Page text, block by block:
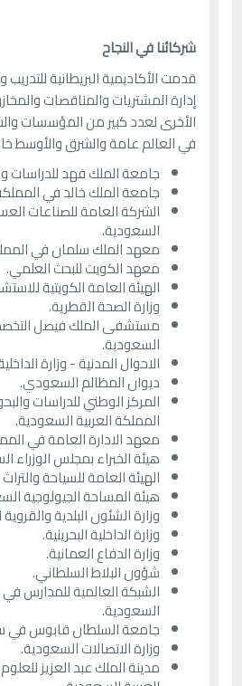
شركائنا في النجاح
قدمت الأكاديمية البريطانية للتدريب
إدارة المشتريات والمناقصات
الأخرى لعدد كبير من المؤسسات
في العالم عامة والشرق والأوسط
جامعة الملك فهد للدراسات
جامعة الملك خالد في
الشركة العامة للصناعات
السعودية.
معهد الملك سلمان في
معهد الكويت للبحث العلمي.
الهيئة العامة الكويتية
وزارة الصحة القطرية.
مستشفى الملك فيصل
السعودية.
الاحوال المدنية - وزارة
ديوان المظالم السعودي.
المركز الوطني للدراسات
المملكة العربية السعودية.
معهد الادارة العامة في
هيئة الخبراء بمجلس
الهيئة العامة للسياحة
هيئة المساحة الجيولوجية
وزارة الشئون البلدية
وزارة الداخلية البحرينية.
وزارة الدفاع العمانية.
شؤون البلاط السلطاني.
الشبكة العالمية للمدارس في
السعودية.
جامعة السلطان قابوس في
وزارة الاتصالات السعودية.
مدينة الملك عبد العزيز